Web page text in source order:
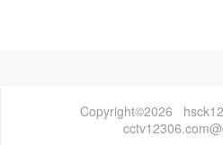
Copyright©2026